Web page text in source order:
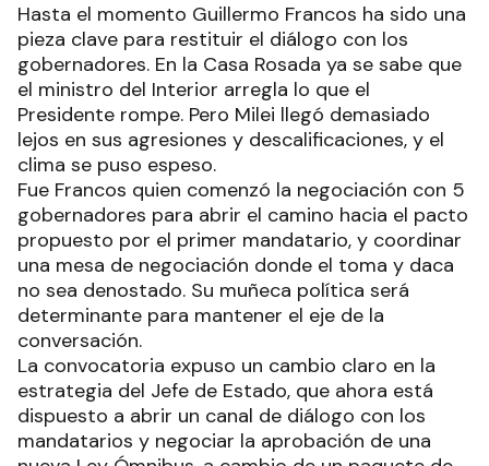
Hasta el momento Guillermo Francos ha sido una
pieza clave para restituir el diálogo con los
gobernadores. En la Casa Rosada ya se sabe que
el ministro del Interior arregla lo que el
Presidente rompe. Pero Milei llegó demasiado
lejos en sus agresiones y descalificaciones, y el
clima se puso espeso.
Fue Francos quien comenzó la negociación con 5
gobernadores para abrir el camino hacia el pacto
propuesto por el primer mandatario, y coordinar
una mesa de negociación donde el toma y daca
no sea denostado. Su muñeca política será
determinante para mantener el eje de la
conversación.
La convocatoria expuso un cambio claro en la
estrategia del Jefe de Estado, que ahora está
dispuesto a abrir un canal de diálogo con los
mandatarios y negociar la aprobación de una